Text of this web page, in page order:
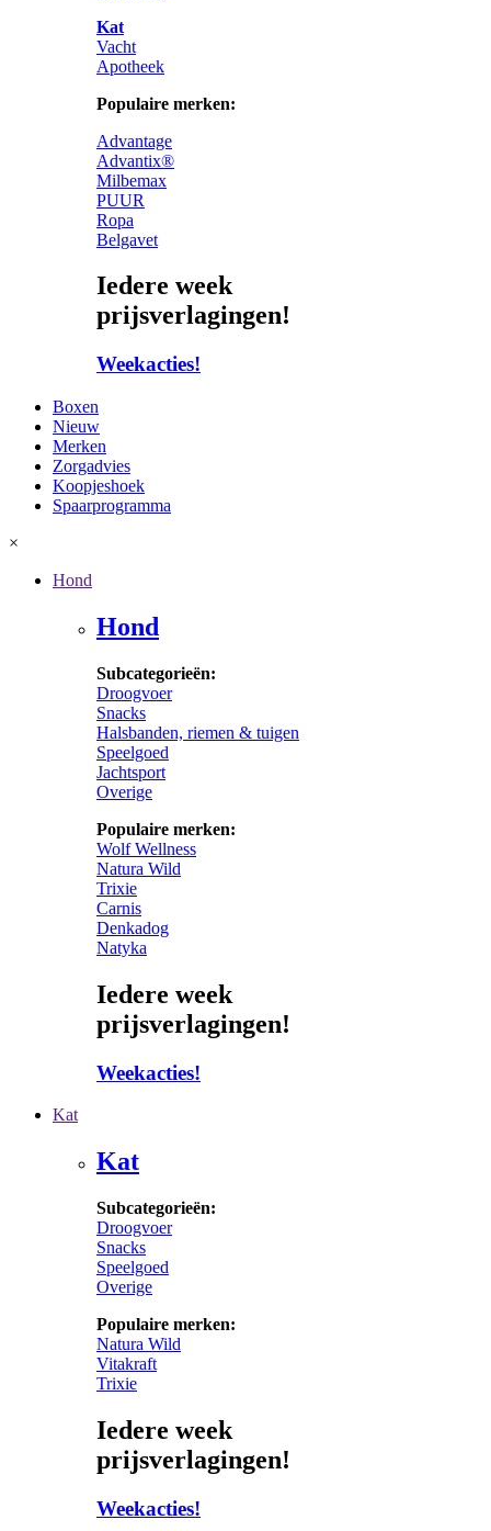
Kat
Vacht
Apotheek
Populaire merken:
Advantage
Advantix®
Milbemax
PUUR
Ropa
Belgavet
Iedere week
prijsverlagingen!
Weekacties!
Boxen
Nieuw
Merken
Zorgadvies
Koopjeshoek
Spaarprogramma
×
Hond
Hond
Subcategorieën:
Droogvoer
Snacks
Halsbanden, riemen & tuigen
Speelgoed
Jachtsport
Overige
Populaire merken:
Wolf Wellness
Natura Wild
Trixie
Carnis
Denkadog
Natyka
Iedere week
prijsverlagingen!
Weekacties!
Kat
Kat
Subcategorieën:
Droogvoer
Snacks
Speelgoed
Overige
Populaire merken:
Natura Wild
Vitakraft
Trixie
Iedere week
prijsverlagingen!
Weekacties!